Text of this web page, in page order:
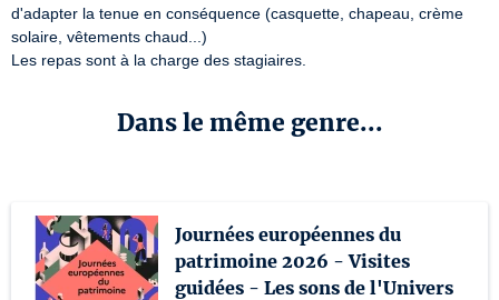
d'adapter la tenue en conséquence (casquette, chapeau, crème
solaire, vêtements chaud...)
Les repas sont à la charge des stagiaires.
Dans le même genre...
Journées européennes du
patrimoine 2026 - Visites
guidées - Les sons de l'Univers